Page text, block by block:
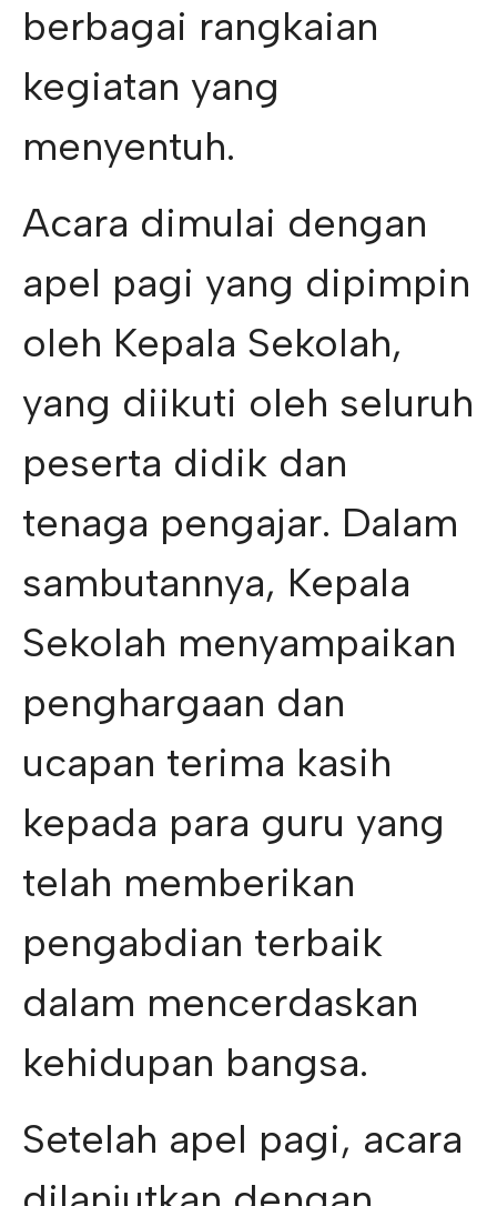
berbagai rangkaian
kegiatan yang
menyentuh.
Acara dimulai dengan
apel pagi yang dipimpin
oleh Kepala Sekolah,
yang diikuti oleh seluruh
peserta didik dan
tenaga pengajar. Dalam
sambutannya, Kepala
Sekolah menyampaikan
penghargaan dan
ucapan terima kasih
kepada para guru yang
telah memberikan
pengabdian terbaik
dalam mencerdaskan
kehidupan bangsa.
Setelah apel pagi, acara